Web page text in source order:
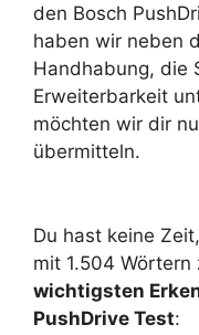
den Bosch
haben wir neben
Handhabung, die
Erweiterbarkeit
möchten wir dir
übermitteln.
Du hast keine
mit 1.504
wichtigsten
PushDrive Test: